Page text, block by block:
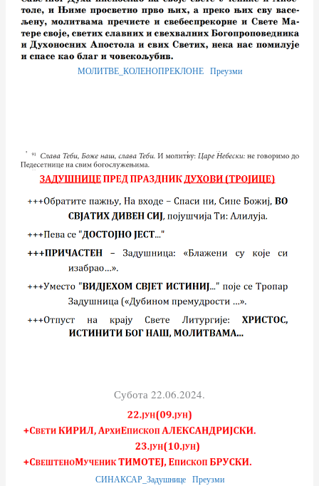
МОЛИТВЕ_КОЛЕНОПРЕКЛОНЕ Преузми
Субота 22.06.2024.
СИНАКСАР_Задушнице Преузми